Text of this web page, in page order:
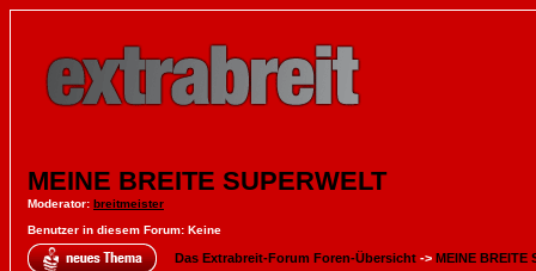
MEINE BREITE SUPERWELT
Moderator: breitmeister
Benutzer in diesem Forum: Keine
Das Extrabreit-Forum Foren-Übersicht -> MEINE BREITE